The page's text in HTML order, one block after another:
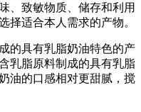
、致敏物质、储存和利用
择适合本人需求的产物。
具有乳脂奶油特色的产
乳脂原料制成的具有乳脂
油的口感相对更甜腻，搅